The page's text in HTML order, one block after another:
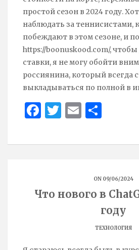
простой сезон в 2024 году.
наблюдать за теннисистами,
побеждают в этом сезоне, и
https://boonuskood.com/, чтобы
ставки, я не могу обойти
россиянина, который всегда
выкладываться по полной в
Face
k
Twit
Ema
ON 09/06/2024
Что нового в
году
ТЕХНОЛОГИЯ